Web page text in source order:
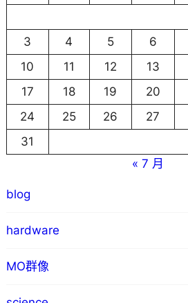
3
4 5 6
10
11 12 13
17
18 19 20
24
25 26 27
31
« 7 月
blog
hardware
MO群像